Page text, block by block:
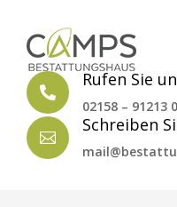

Rufen Sie
02158 – 91213 0

Schreiben